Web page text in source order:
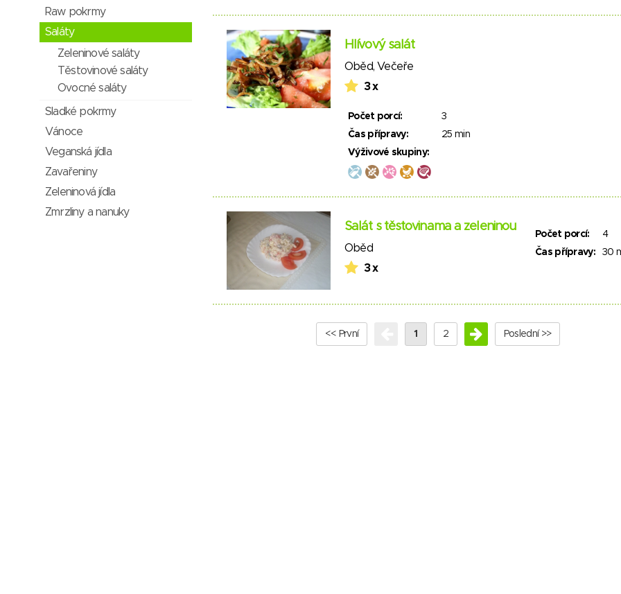
Raw pokrmy
Saláty
Zeleninové saláty
Těstovinové saláty
Ovocné saláty
Sladké pokrmy
Vánoce
Veganská jídla
Zavařeniny
Zeleninová jídla
Zmrzliny a nanuky
Hlívový salát
Oběd, Večeře
3 x
Počet porcí:
3
Čas přípravy:
25 min
Výživové skupiny:
Salát s těstovinama a zeleninou
Oběd
3 x
Počet porcí:
4
Čas přípravy:
30
<< První 1 2 Poslední >>